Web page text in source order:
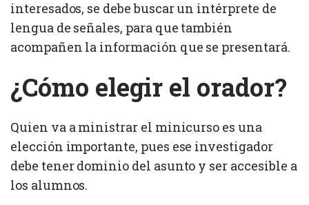
interesados, se debe buscar un intérprete de
lengua de señales, para que también
acompañen la información que se presentará.
¿Cómo elegir el orador?
Quien va a ministrar el minicurso es una
elección importante, pues ese investigador
debe tener dominio del asunto y ser accesible a
los alumnos.